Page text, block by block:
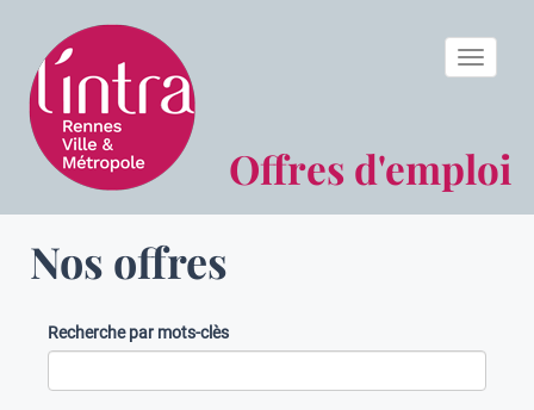
Offres d'emploi
Toggle
Nos offres
Recherche par mots-clès